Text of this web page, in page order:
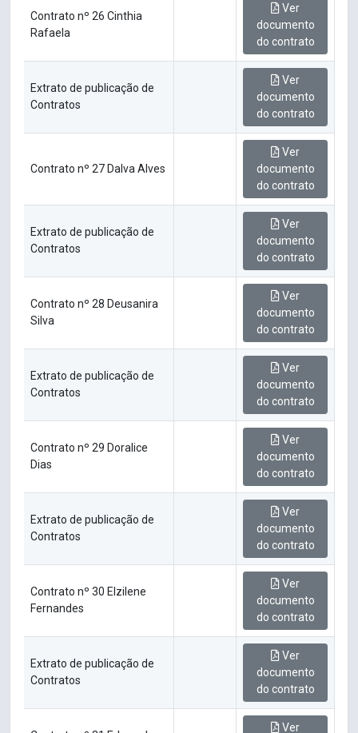
Contrato nº 26 Cinthia
Rafaela
Ver
documento
do contrato
Extrato de publicação de
Contratos
Ver
documento
do contrato
Contrato nº 27 Dalva Alves
Ver
documento
do contrato
Extrato de publicação de
Contratos
Ver
documento
do contrato
Contrato nº 28 Deusanira
Silva
Ver
documento
do contrato
Extrato de publicação de
Contratos
Ver
documento
do contrato
Contrato nº 29 Doralice
Dias
Ver
documento
do contrato
Extrato de publicação de
Contratos
Ver
documento
do contrato
Contrato nº 30 Elzilene
Fernandes
Ver
documento
do contrato
Extrato de publicação de
Contratos
Ver
documento
do contrato
Ver